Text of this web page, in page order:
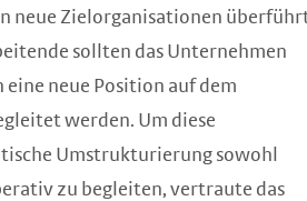
neue Zielorganisationen
sollten das Unternehmen
eine neue Position auf dem
werden. Um diese
Umstrukturierung sowohl
zu begleiten, vertraute das